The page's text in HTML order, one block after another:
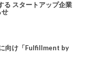
る スタートアップ企業
せ
向け「Fulfillment by